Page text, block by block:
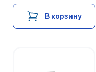
В корзину